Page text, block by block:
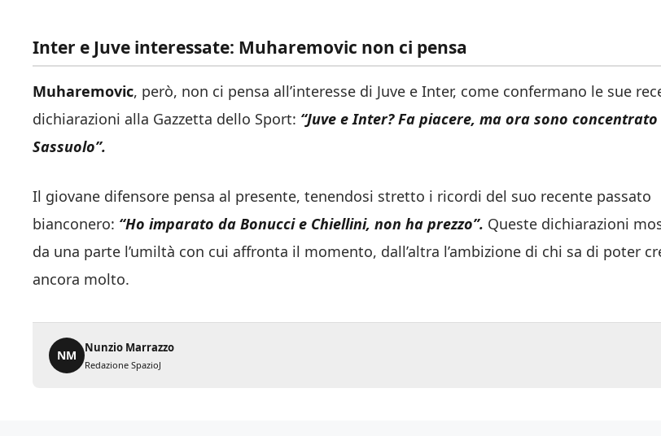
Inter e Juve interessate: Muharemovic non ci pensa
Muharemovic, però, non ci pensa all’interesse di Juve e Inter, come confermano le sue
dichiarazioni alla Gazzetta dello Sport: “Juve e Inter? Fa piacere, ma ora sono
Sassuolo”.
Il giovane difensore pensa al presente, tenendosi stretto i ricordi del suo recente passato
bianconero: “Ho imparato da Bonuccie Chiellini, non ha prezzo”. Queste dichiarazioni
da una parte l’umiltà con cui affronta il momento, dall’altra l’ambizione di chi sa di poter
ancora molto.
NM
Nunzio Marrazzo
Redazione SpazioJ